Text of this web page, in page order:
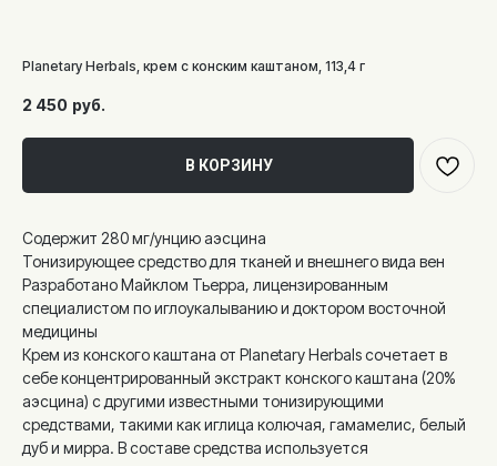
Planetary Herbals, крем с конским каштаном, 113,4 г
2 450 руб.
В КОРЗИНУ
Содержит 280 мг/унцию аэсцина
Тонизирующее средство для тканей и внешнего вида вен
Разработано Майклом Тьерра, лицензированным
специалистом по иглоукалыванию и доктором восточной
медицины
Крем из конского каштана от Planetary Herbals сочетает в
себе концентрированный экстракт конского каштана (20%
аэсцина) с другими известными тонизирующими
средствами, такими как иглица колючая, гамамелис, белый
дуб и мирра. В составе средства используется